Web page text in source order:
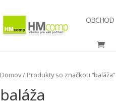
OBCHOD
Domov/ Produkty so značkou “baláža”
baláža